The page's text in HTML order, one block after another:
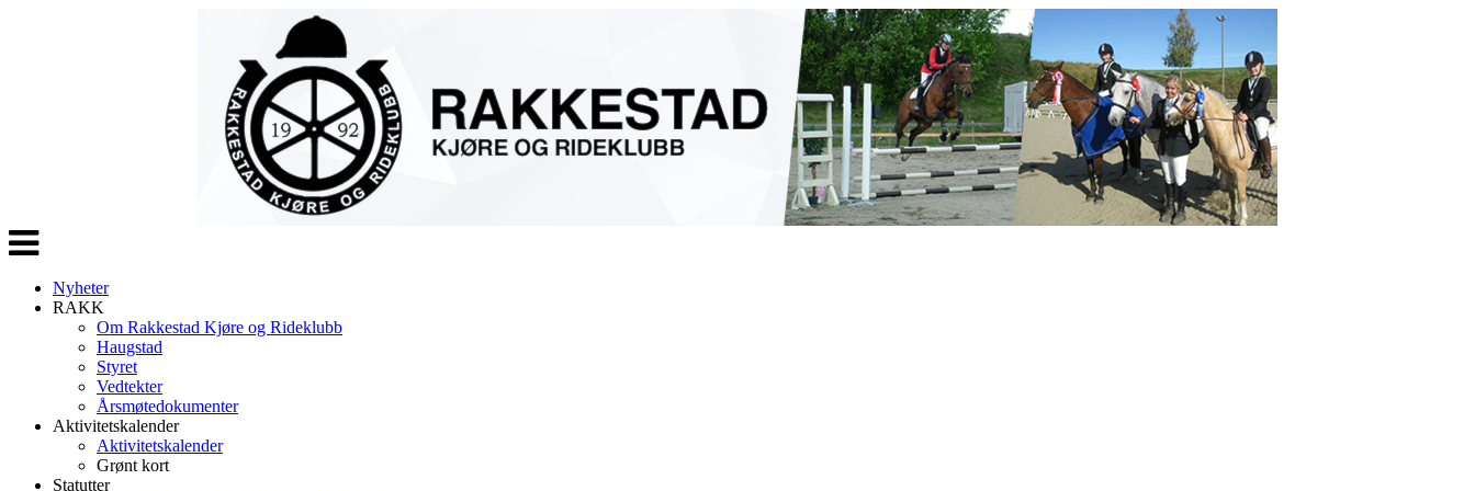
Veksle
navigasjon
Nyheter
RAKK
Om Rakkestad Kjøre og Rideklubb
Haugstad
Styret
Vedtekter
Årsmøtedokumenter
Aktivitetskalender
Aktivitetskalender
Grønt kort
Statutter